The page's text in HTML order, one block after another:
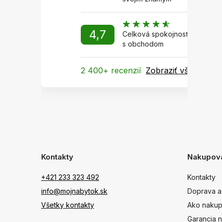
4,7
Celková spokojnosť
s obchodom
2 400+ recenzií Zobraziť všetky
Kontakty
+421 233 323 492
info@mojnabytok.sk
Všetky kontakty
Kontakty
Doprava
Ako
Garancia